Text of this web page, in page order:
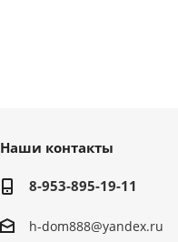
Наши контакты
8-953-895-19-11
h-dom888@yandex.ru